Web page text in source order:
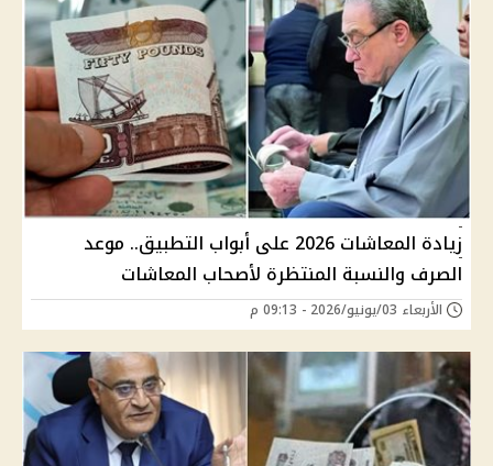
زيادة المعاشات 2026 على أبواب التطبيق.. موعد
الصرف والنسبة المنتظرة لأصحاب المعاشات
الأربعاء 03/يونيو/2026 - 09:13 م